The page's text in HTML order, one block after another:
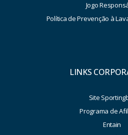
Jogo
Política de Prevenção à
LINKS
Site
Programa de
Entain